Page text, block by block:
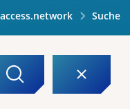
Suche